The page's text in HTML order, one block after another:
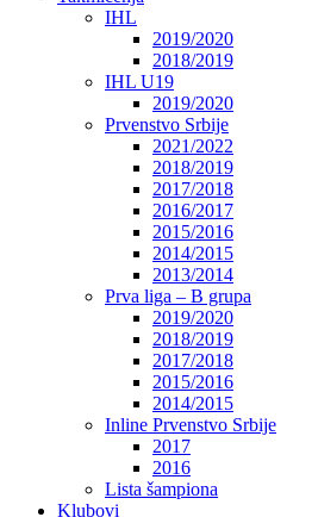
IHL
2019/2020
2018/2019
IHL U19
2019/2020
Prvenstvo Srbije
2021/2022
2018/2019
2017/2018
2016/2017
2015/2016
2014/2015
2013/2014
Prva liga – B grupa
2019/2020
2018/2019
2017/2018
2015/2016
2014/2015
Inline Prvenstvo Srbije
2017
2016
Lista šampiona
Klubovi